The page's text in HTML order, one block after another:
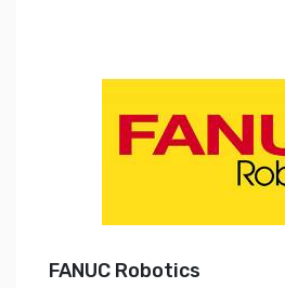
FANUC Robotics